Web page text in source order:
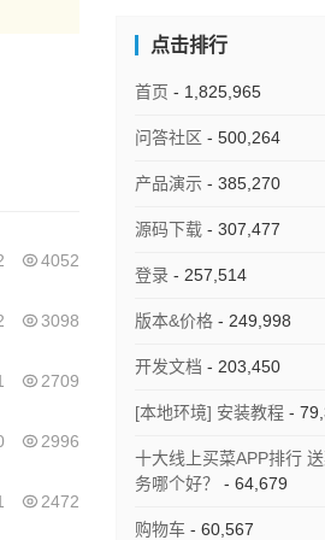
4052
3098
2709
2996
2472
点击排行
首页 - 1,825,965
问答社区 - 500,264
产品演示 - 385,270
源码下载 - 307,477
登录 - 257,514
版本&价格 - 249,998
开发文档 - 203,450
[本地环境] 安装教程 -
十大线上买菜APP排行
务哪个好？
- 64,679
购物车 - 60,567